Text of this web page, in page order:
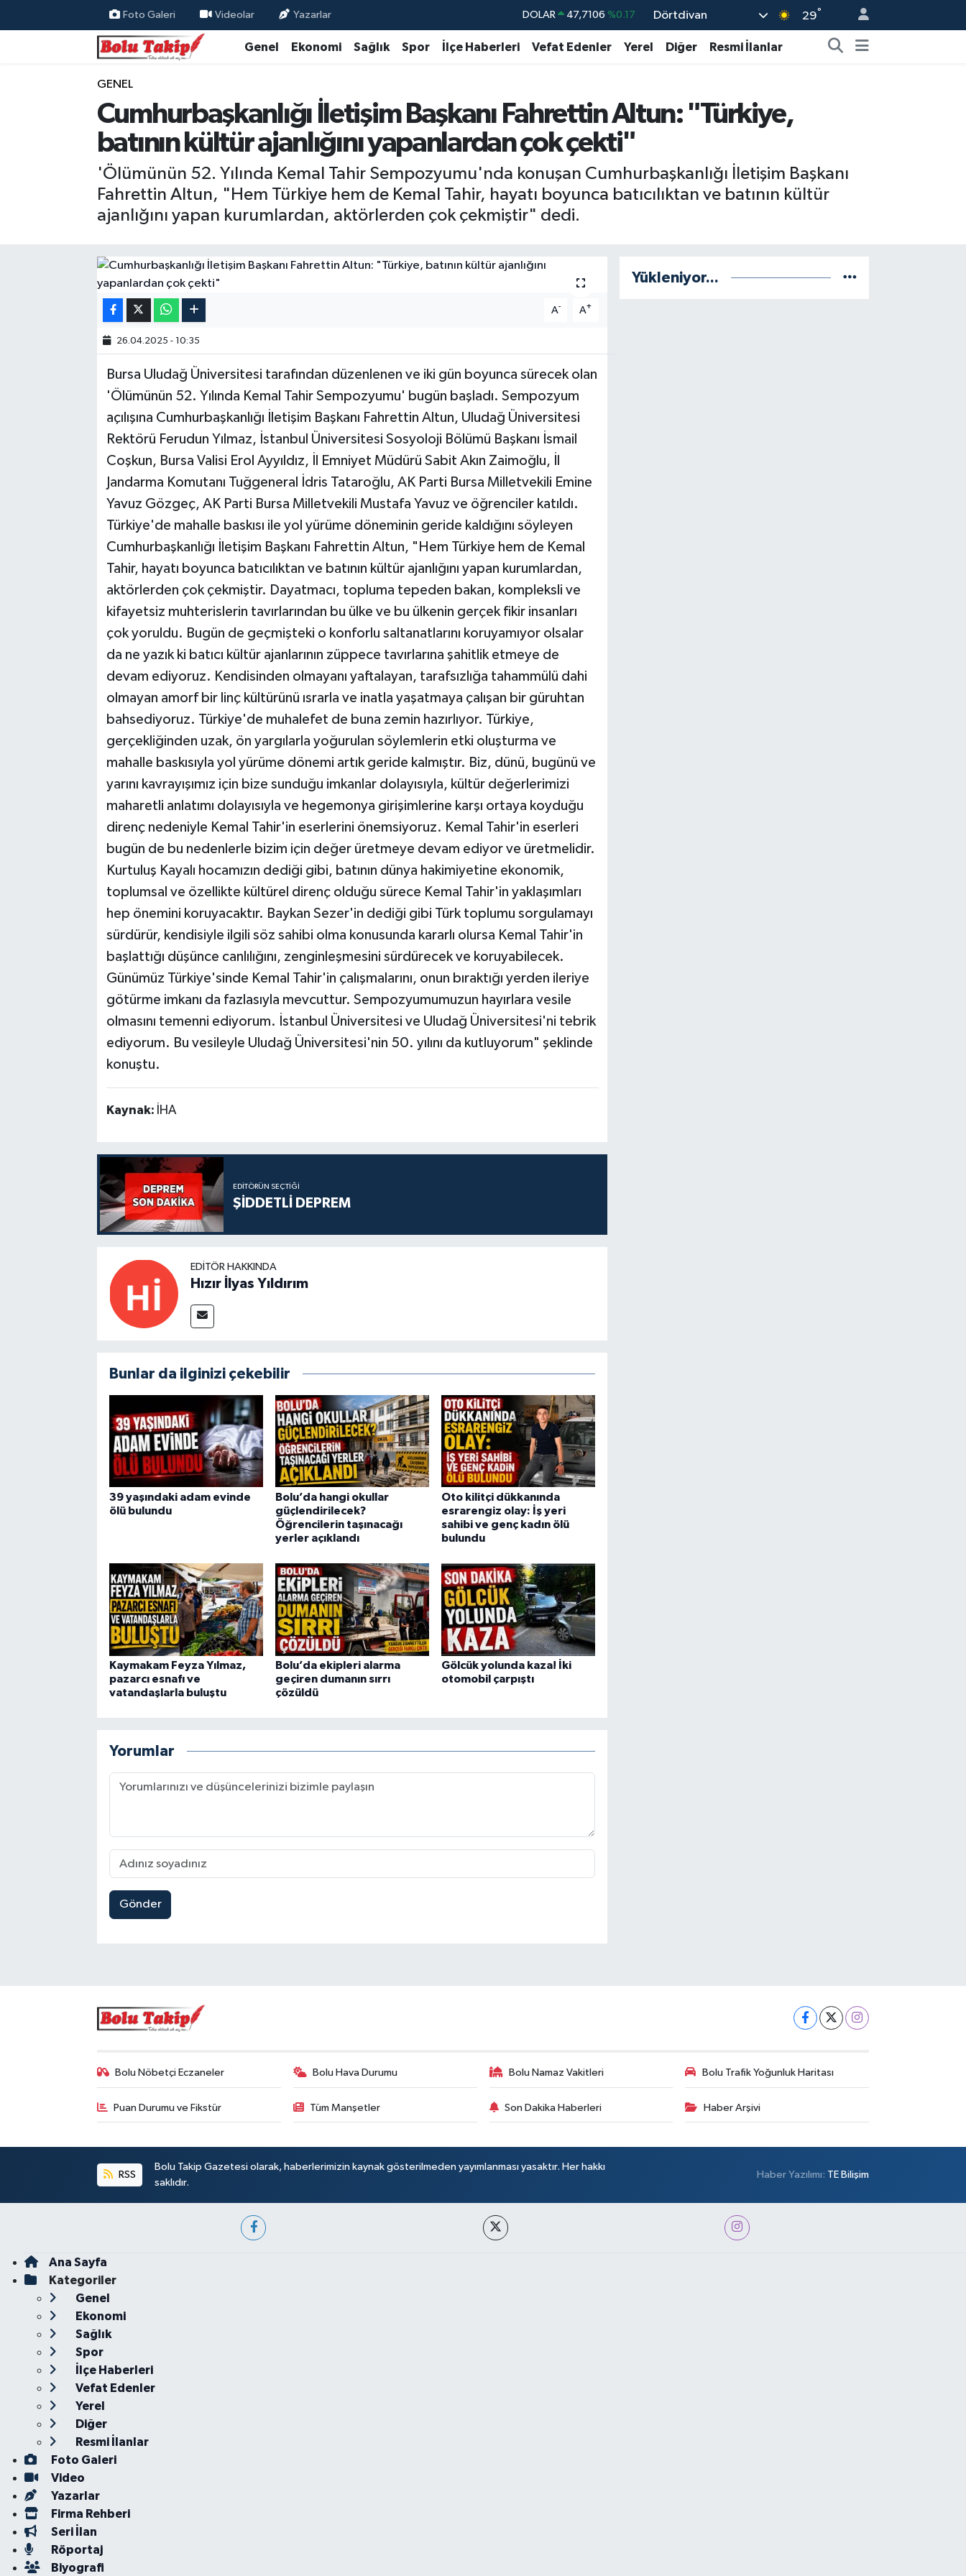
Foto Galeri Videolar Yazarlar DOLAR 47,7106 %0.17
EURO 55,1652 %0.27
BİST100 13.773 %-19
BITCOIN 65.130,04 %1.2
Dörtdivan 29°
Genel Ekonomi Sağlık Spor İlçe Haberleri Vefat Edenler Yerel Diğer Resmi İlanlar
GENEL
Cumhurbaşkanlığı İletişim Başkanı Fahrettin Altun: "Türkiye,
batının kültür ajanlığını yapanlardan çok çekti"
'Ölümünün 52. Yılında Kemal Tahir Sempozyumu'nda konuşan Cumhurbaşkanlığı İletişim Başkanı
Fahrettin Altun, "Hem Türkiye hem de Kemal Tahir, hayatı boyunca batıcılıktan ve batının kültür
ajanlığını yapan kurumlardan, aktörlerden çok çekmiştir" dedi.
A- A+
26.04.2025 - 10:35
Bursa Uludağ Üniversitesi tarafından düzenlenen ve iki gün boyunca sürecek olan
'Ölümünün 52. Yılında Kemal Tahir Sempozyumu' bugün başladı. Sempozyum
açılışına Cumhurbaşkanlığı İletişim Başkanı Fahrettin Altun, Uludağ Üniversitesi
Rektörü Ferudun Yılmaz, İstanbul Üniversitesi Sosyoloji Bölümü Başkanı İsmail
Coşkun, Bursa Valisi Erol Ayyıldız, İl Emniyet Müdürü Sabit Akın Zaimoğlu, İl
Jandarma Komutanı Tuğgeneral İdris Tataroğlu, AK Parti Bursa Milletvekili Emine
Yavuz Gözgeç, AK Parti Bursa Milletvekili Mustafa Yavuz ve öğrenciler katıldı.
Türkiye'de mahalle baskısı ile yol yürüme döneminin geride kaldığını söyleyen
Cumhurbaşkanlığı İletişim Başkanı Fahrettin Altun, "Hem Türkiye hem de Kemal
Tahir, hayatı boyunca batıcılıktan ve batının kültür ajanlığını yapan kurumlardan,
aktörlerden çok çekmiştir. Dayatmacı, topluma tepeden bakan, kompleksli ve
kifayetsiz muhterislerin tavırlarından bu ülke ve bu ülkenin gerçek fikir insanları
çok yoruldu. Bugün de geçmişteki o konforlu saltanatlarını koruyamıyor olsalar
da ne yazık ki batıcı kültür ajanlarının züppece tavırlarına şahitlik etmeye de
devam ediyoruz. Kendisinden olmayanı yaftalayan, tarafsızlığa tahammülü dahi
olmayan amorf bir linç kültürünü ısrarla ve inatla yaşatmaya çalışan bir güruhtan
bahsediyoruz. Türkiye'de muhalefet de buna zemin hazırlıyor. Türkiye,
gerçekliğinden uzak, ön yargılarla yoğurulan söylemlerin etki oluşturma ve
mahalle baskısıyla yol yürüme dönemi artık geride kalmıştır. Biz, dünü, bugünü ve
yarını kavrayışımız için bize sunduğu imkanlar dolayısıyla, kültür değerlerimizi
maharetli anlatımı dolayısıyla ve hegemonya girişimlerine karşı ortaya koyduğu
direnç nedeniyle Kemal Tahir'in eserlerini önemsiyoruz. Kemal Tahir'in eserleri
bugün de bu nedenlerle bizim için değer üretmeye devam ediyor ve üretmelidir.
Kurtuluş Kayalı hocamızın dediği gibi, batının dünya hakimiyetine ekonomik,
toplumsal ve özellikte kültürel direnç olduğu sürece Kemal Tahir'in yaklaşımları
hep önemini koruyacaktır. Baykan Sezer'in dediği gibi Türk toplumu sorgulamayı
sürdürür, kendisiyle ilgili söz sahibi olma konusunda kararlı olursa Kemal Tahir'in
başlattığı düşünce canlılığını, zenginleşmesini sürdürecek ve koruyabilecek.
Günümüz Türkiye'sinde Kemal Tahir'in çalışmalarını, onun bıraktığı yerden ileriye
götürme imkanı da fazlasıyla mevcuttur. Sempozyumumuzun hayırlara vesile
olmasını temenni ediyorum. İstanbul Üniversitesi ve Uludağ Üniversitesi'ni tebrik
ediyorum. Bu vesileyle Uludağ Üniversitesi'nin 50. yılını da kutluyorum" şeklinde
konuştu.
Kaynak: İHA
EDITÖRÜN SEÇTIĞI
ŞİDDETLİ DEPREM
EDITÖR HAKKINDA
Hızır İlyas Yıldırım
Bunlar da ilginizi çekebilir
39 yaşındaki adam evinde
ölü bulundu
Bolu’da hangi okullar
güçlendirilecek?
Öğrencilerin taşınacağı
yerler açıklandı
Oto kilitçi dükkanında
esrarengiz olay: İş yeri
sahibi ve genç kadın ölü
bulundu
Kaymakam Feyza Yılmaz,
pazarcı esnafı ve
vatandaşlarla buluştu
Bolu’da ekipleri alarma
geçiren dumanın sırrı
çözüldü
Gölcük yolunda kaza! İki
otomobil çarpıştı
Yorumlar
Gönder
Yükleniyor...
Bolu Nöbetçi Eczaneler Bolu Hava Durumu Bolu Namaz Vakitleri Bolu Trafik Yoğunluk Haritası
Puan Durumu ve Fikstür Tüm Manşetler Son Dakika Haberleri Haber Arşivi
RSS
Bolu Takip Gazetesi olarak, haberlerimizin kaynak gösterilmeden yayımlanması yasaktır. Her hakkı
saklıdır.
Haber Yazılımı: TE Bilişim
Ana Sayfa
Kategoriler
Genel
Ekonomi
Sağlık
Spor
İlçe Haberleri
Vefat Edenler
Yerel
Diğer
Resmi İlanlar
Foto Galeri
Video
Yazarlar
Firma Rehberi
Seri İlan
Röportaj
Biyografi